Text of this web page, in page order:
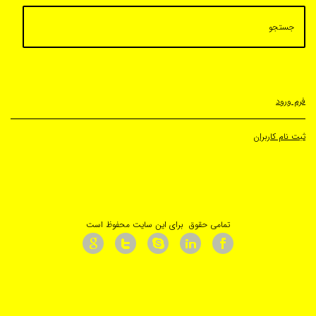
تمامی حقوق برای این سایت محفوظ است